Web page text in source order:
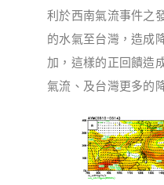
利於西南氣流事件之
的水氣至台灣，造成
加，這樣的正回饋造
氣流、及台灣更多的